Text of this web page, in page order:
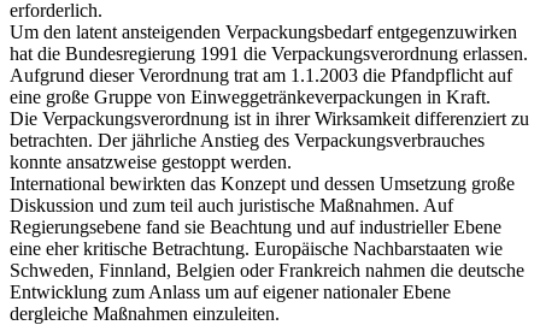
erforderlich.
Um den latent ansteigenden Verpackungsbedarf entgegenzuwirken
hat die Bundesregierung 1991 die Verpackungsverordnung erlassen.
Aufgrund dieser Verordnung trat am 1.1.2003 die Pfandpflicht auf
eine große Gruppe von Einweggetränkeverpackungen in Kraft.
Die Verpackungsverordnung ist in ihrer Wirksamkeit differenziert zu
betrachten. Der jährliche Anstieg des Verpackungsverbrauches
konnte ansatzweise gestoppt werden.
International bewirkten das Konzept und dessen Umsetzung große
Diskussion und zum teil auch juristische Maßnahmen. Auf
Regierungsebene fand sie Beachtung und auf industrieller Ebene
eine eher kritische Betrachtung. Europäische Nachbarstaaten wie
Schweden, Finnland, Belgien oder Frankreich nahmen die deutsche
Entwicklung zum Anlass um auf eigener nationaler Ebene
dergleiche Maßnahmen einzuleiten.